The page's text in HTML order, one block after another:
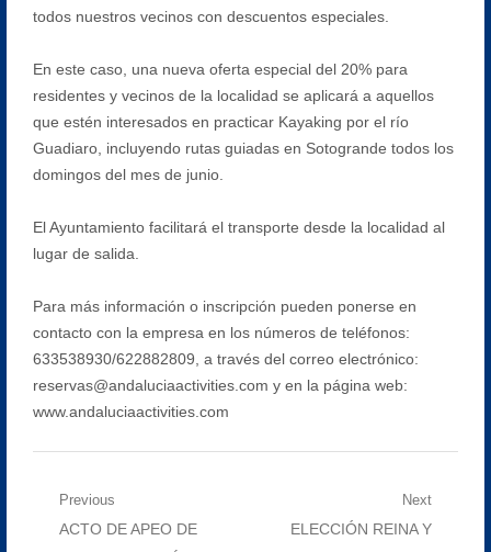
todos nuestros vecinos con descuentos especiales.
En este caso, una nueva oferta especial del 20% para
residentes y vecinos de la localidad se aplicará a aquellos
que estén interesados en practicar Kayaking por el río
Guadiaro, incluyendo rutas guiadas en Sotogrande todos los
domingos del mes de junio.
El Ayuntamiento facilitará el transporte desde la localidad al
lugar de salida.
Para más información o inscripción pueden ponerse en
contacto con la empresa en los números de teléfonos:
633538930/622882809, a través del correo electrónico:
reservas@andaluciaactivities.com y en la página web:
www.andaluciaactivities.com
Navegación
de
Previous
Previous
ACTO DE APEO DE
Next
Next
ELECCIÓN REINA Y